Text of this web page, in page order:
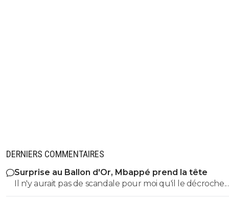
DERNIERS COMMENTAIRES
Surprise au Ballon d'Or, Mbappé prend la tête
Il n'y aurait pas de scandale pour moi qu'il le décroche.
Meilleur buteur coupe du monde, meilleur buteur